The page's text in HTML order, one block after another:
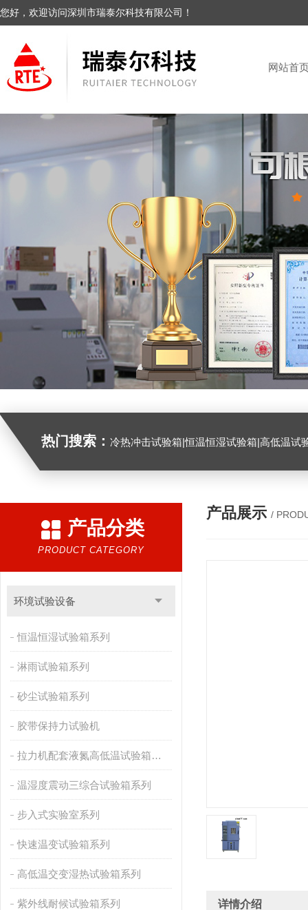
您好，欢迎访问深圳市瑞泰尔科技有限公司！
网站首
热门搜索： 冷热冲击试验箱|恒温恒湿试验箱|高低温试验箱|高低温交变试验箱|盐雾机|紫外线试验机|淋雨试验箱|臭氧试验箱|振动试
产品分类
PRODUCT CATEGORY
环境试验设备
恒温恒湿试验箱系列
淋雨试验箱系列
砂尘试验箱系列
胶带保持力试验机
拉力机配套液氮高低温试验箱系列
温湿度震动三综合试验箱系列
步入式实验室系列
快速温变试验箱系列
高低温交变湿热试验箱系列
紫外线耐候试验箱系列
产品展示 /
详情介绍